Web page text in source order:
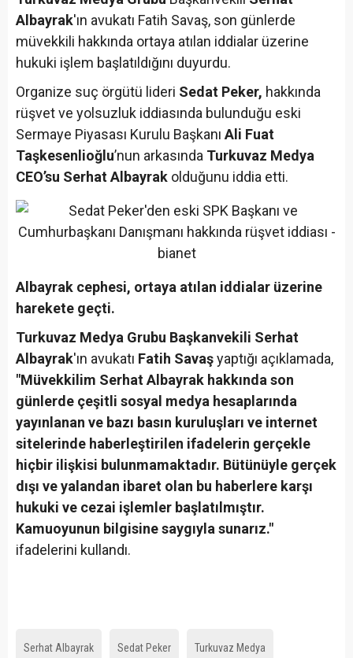
Albayrak'ın avukatı Fatih Savaş, son günlerde
müvekkili hakkında ortaya atılan iddialar üzerine
hukuki işlem başlatıldığını duyurdu.
Organize suç örgütü lideri Sedat Peker, hakkında
rüşvet ve yolsuzluk iddiasında bulunduğu eski
Sermaye Piyasası Kurulu Başkanı Ali Fuat
Taşkesenlioğlu’nun arkasında Turkuvaz Medya
CEO’su Serhat Albayrak olduğunu iddia etti.
Albayrak cephesi, ortaya atılan iddialar üzerine
harekete geçti.
Turkuvaz Medya Grubu Başkanvekili Serhat
Albayrak'ın avukatı Fatih Savaşyaptığı açıklamada,
"Müvekkilim Serhat Albayrak hakkında son
günlerde çeşitli sosyal medya hesaplarında
yayınlanan ve bazı basın kuruluşları ve internet
sitelerinde haberleştirilen ifadelerin gerçekle
hiçbir ilişkisi bulunmamaktadır. Bütünüyle gerçek
dışı ve yalandan ibaret olan bu haberlere karşı
hukuki ve cezai işlemler başlatılmıştır.
Kamuoyunun bilgisine saygıyla sunarız."
ifadelerini kullandı.
Serhat Albayrak Sedat Peker Turkuvaz Medya